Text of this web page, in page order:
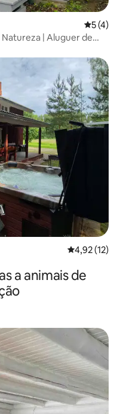
5 (4)
Natureza | Aluguer de
Classificação
4,92 (12)
a animais de